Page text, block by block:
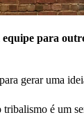
para
gerar uma
é um